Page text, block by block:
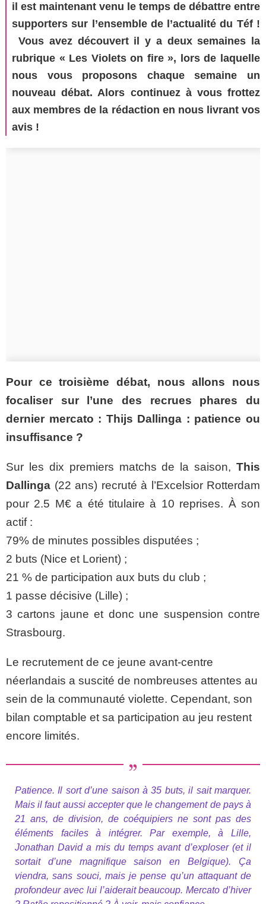
il est maintenant venu le temps de débattre entre
supporters sur l’ensemble de l’actualité du Téf !
Vous avez découvert il y a deux semaines la
rubrique « Les Violets on fire », lors de laquelle
nous vous proposons chaque semaine un
nouveau débat. Alors continuez à vous frottez
aux membres de la rédaction en nous livrant vos
avis !
Pour ce troisième débat, nous allons nous
focaliser sur l’une des recrues phares du
dernier mercato : Thijs Dallinga : patience ou
insuffisance ?
Sur les dix premiers matchs de la saison, This
Dallinga (22 ans) recruté à l’Excelsior Rotterdam
pour 2.5 M€ a été titulaire à 10 reprises. À son
actif :
79% de minutes possibles disputées ;
2 buts (Nice et Lorient) ;
21 % de participation aux buts du club ;
1 passe décisive (Lille) ;
3 cartons jaune et donc une suspension contre
Strasbourg.
Le recrutement de ce jeune avant-centre
néerlandais a suscité de nombreuses attentes au
sein de la communauté violette. Cependant, son
bilan comptable et sa participation au jeu restent
encore limités.
Patience. Il sort d’une saison à 35 buts, il sait marquer.
Mais il faut aussi accepter que le changement de pays à
21 ans, de division, de coéquipiers ne sont pas des
éléments faciles à intégrer. Par exemple, à Lille,
Jonathan David a mis du temps avant d’exploser (et il
sortait d’une magnifique saison en Belgique). Ça
viendra, sans souci, mais je pense qu’un attaquant de
profondeur avec lui l’aiderait beaucoup. Mercato d’hiver